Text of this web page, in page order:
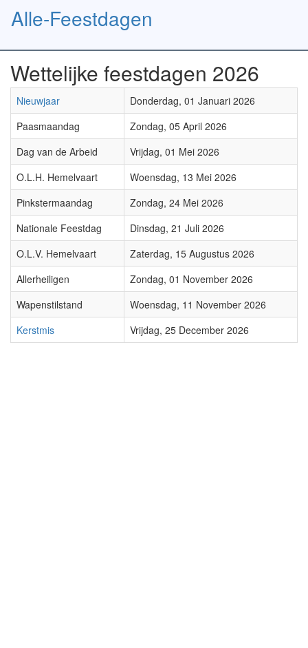
Alle-Feestdagen
Wettelijke feestdagen 2026
Nieuwjaar
Donderdag, 01 Januari 2026
Paasmaandag
Zondag, 05 April 2026
Dag van de Arbeid
Vrijdag, 01 Mei 2026
O.L.H. Hemelvaart
Woensdag, 13 Mei 2026
Pinkstermaandag
Zondag, 24 Mei 2026
Nationale Feestdag
Dinsdag, 21 Juli 2026
O.L.V. Hemelvaart
Zaterdag, 15 Augustus 2026
Allerheiligen
Zondag, 01 November 2026
Wapenstilstand
Woensdag, 11 November 2026
Kerstmis
Vrijdag, 25 December 2026